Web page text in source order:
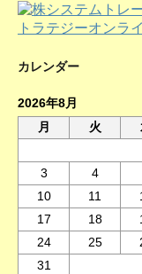
カレンダー
2026年8月
月
火
3
4
10
11
17
18
24
25
31